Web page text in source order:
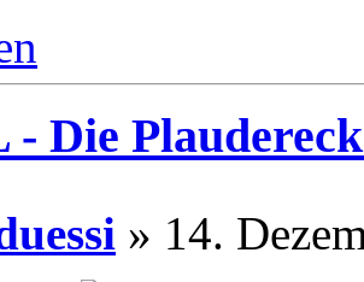
- Die
» 14.